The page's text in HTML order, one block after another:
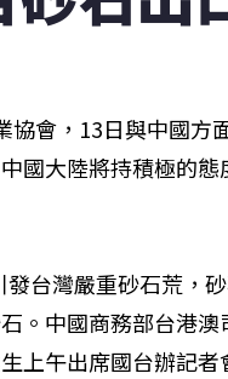
會，13日與中國方
國大陸將持積極的
台灣嚴重砂石荒，
。中國商務部台港
上午出席國台辦記